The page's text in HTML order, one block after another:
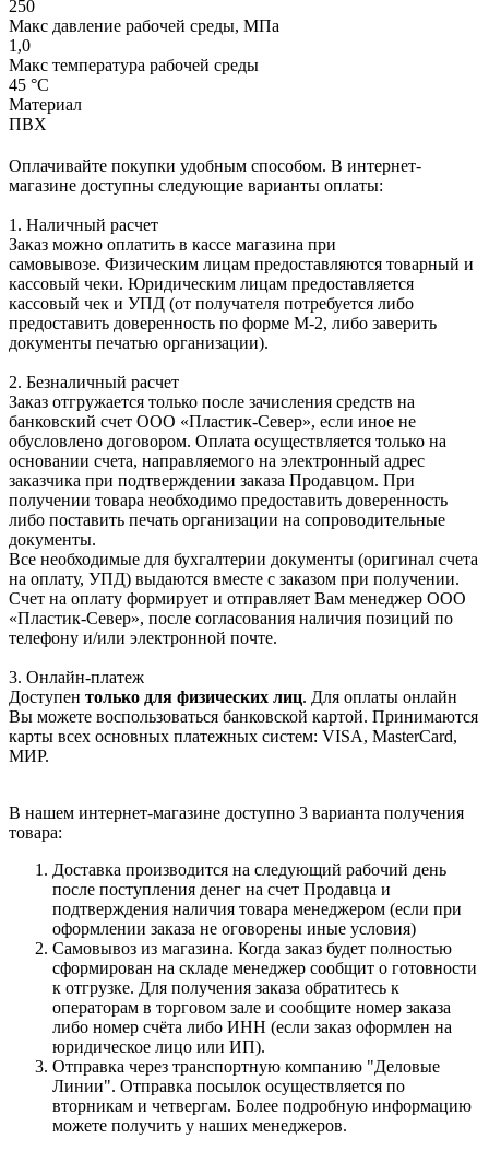
250
Макс давление рабочей среды, МПа
1,0
Макс температура рабочей среды
45 °С
Материал
ПВХ
Оплачивайте покупки удобным способом. В интернет-
магазине доступны следующие варианты оплаты:
1. Наличный расчет
Заказ можно оплатить в кассе магазина при
самовывозе. Физическим лицам предоставляются товарный и
кассовый чеки. Юридическим лицам предоставляется
кассовый чек и УПД (от получателя потребуется либо
предоставить доверенность по форме М-2, либо заверить
документы печатью организации).
2. Безналичный расчет
Заказ отгружается только после зачисления средств на
банковский счет ООО «Пластик-Север», если иное не
обусловлено договором. Оплата осуществляется только на
основании счета, направляемого на электронный адрес
заказчика при подтверждении заказа Продавцом. При
получении товара необходимо предоставить доверенность
либо поставить печать организации на сопроводительные
документы.
Все необходимые для бухгалтерии документы (оригинал счета
на оплату, УПД) выдаются вместе с заказом при получении.
Счет на оплату формирует и отправляет Вам менеджер ООО
«Пластик-Север», после согласования наличия позиций по
телефону и/или электронной почте.
3. Онлайн-платеж
Доступен только для физических лиц. Для оплаты онлайн
Вы можете воспользоваться банковской картой. Принимаются
карты всех основных платежных систем: VISA, MasterCard,
МИР.
В нашем интернет-магазине доступно 3 варианта получения
товара:
Доставка производится на следующий рабочий день
после поступления денег на счет Продавца и
подтверждения наличия товара менеджером (если при
оформлении заказа не оговорены иные условия)
Самовывоз из магазина. Когда заказ будет полностью
сформирован на складе менеджер сообщит о готовности
к отгрузке. Для получения заказа обратитесь к
операторам в торговом зале и сообщите номер заказа
либо номер счёта либо ИНН (если заказ оформлен на
юридическое лицо или ИП).
Отправка через транспортную компанию "Деловые
Линии". Отправка посылок осуществляется по
вторникам и четвергам. Более подробную информацию
можете получить у наших менеджеров.